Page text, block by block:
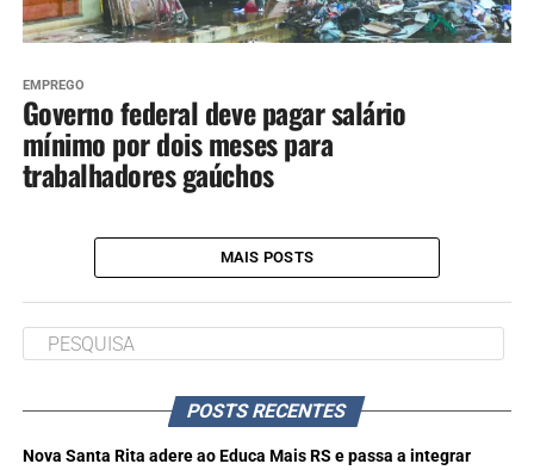
EMPREGO
Governo federal deve pagar salário
mínimo por dois meses para
trabalhadores gaúchos
MAIS POSTS
POSTS RECENTES
Nova Santa Rita adere ao Educa Mais RS e passa a integrar